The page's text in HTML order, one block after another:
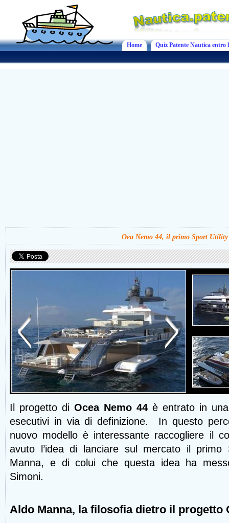
Home Quiz Patente Nautica entro
Oea Nemo 44, il primo Sport Utility
Il progetto di Ocea Nemo 44 è entrato in
esecutivi in via di definizione. In questo
nuovo modello è interessante raccogliere il
avuto l’idea di lanciare sul mercato il primo
Manna, e di colui che questa idea ha
Simoni.
Aldo Manna, la filosofia dietro il progetto